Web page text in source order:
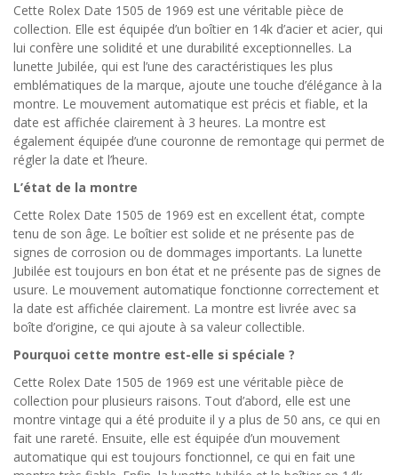
Cette Rolex Date 1505 de 1969 est une véritable pièce de
collection. Elle est équipée d’un boîtier en 14k d’acier et acier, qui
lui confère une solidité et une durabilité exceptionnelles. La
lunette Jubilée, qui est l’une des caractéristiques les plus
emblématiques de la marque, ajoute une touche d’élégance à la
montre. Le mouvement automatique est précis et fiable, et la
date est affichée clairement à 3 heures. La montre est
également équipée d’une couronne de remontage qui permet de
régler la date et l’heure.
L’état de la montre
Cette Rolex Date 1505 de 1969 est en excellent état, compte
tenu de son âge. Le boîtier est solide et ne présente pas de
signes de corrosion ou de dommages importants. La lunette
Jubilée est toujours en bon état et ne présente pas de signes de
usure. Le mouvement automatique fonctionne correctement et
la date est affichée clairement. La montre est livrée avec sa
boîte d’origine, ce qui ajoute à sa valeur collectible.
Pourquoi cette montre est-elle si spéciale ?
Cette Rolex Date 1505 de 1969 est une véritable pièce de
collection pour plusieurs raisons. Tout d’abord, elle est une
montre vintage qui a été produite il y a plus de 50 ans, ce qui en
fait une rareté. Ensuite, elle est équipée d’un mouvement
automatique qui est toujours fonctionnel, ce qui en fait une